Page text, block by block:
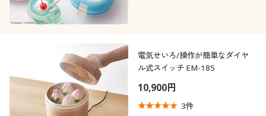
電気せいろ/操作が簡単なダイヤ
ル式スイッチ EM-185
10,900円
3件